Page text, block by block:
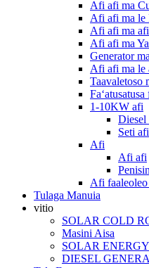
Afi afi ma
Afi afi ma le
Afi afi ma
Afi afi ma
Generator
Afi afi ma le
Taavaletoso
1-10KW afi
Diesel
Seti
Afi
Afi afi
Afi faaleoleo
Tulaga Manuia
vitio
SOLAR COLD
Masini Aisa
SOLAR
DIESEL